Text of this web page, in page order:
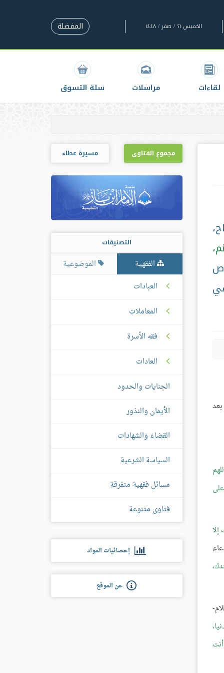
الخميس ٢١ / صفر / ١٤٤٨ المفضلة
لقاءات مراسلات سلة التسوق
مجموع الفتاوى مسيرة عطاء
التصنيفات
الفقهية
الموضوعية
العبادات
المعاملات
فقه الأسرة
العادات
الجنايات والحدود
الأيمان والنذور
القضاء والشهادات
السياسة الشرعية
مسائل فقهية متفرقة
فتاوى متنوعة
إحصائيات المواد
عن الموقع